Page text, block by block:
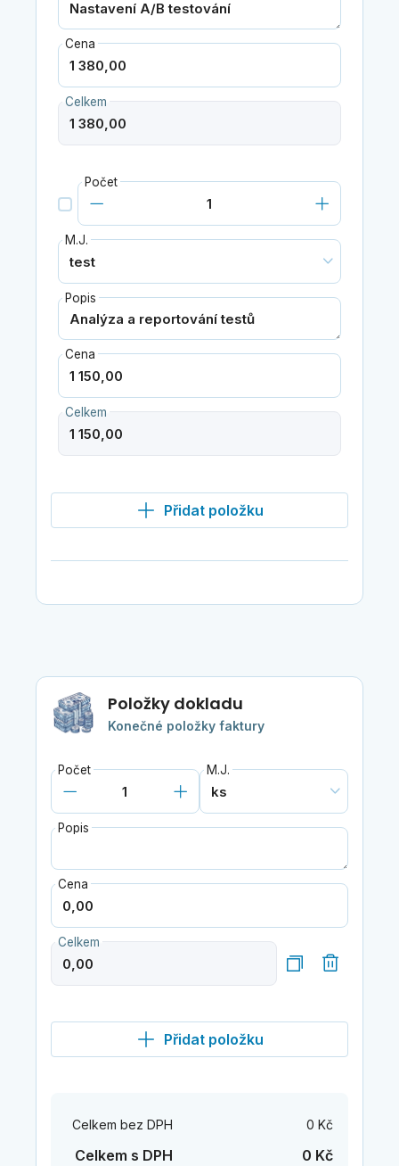
Cena
Celkem
Počet
M.J.
Popis
Cena
Celkem
Přidat položku
Položky dokladu
Konečné položky faktury
Počet M.J.
Popis
Cena
Celkem
Přidat položku
Celkem bez DPH 0 Kč
Celkem s DPH 0 Kč